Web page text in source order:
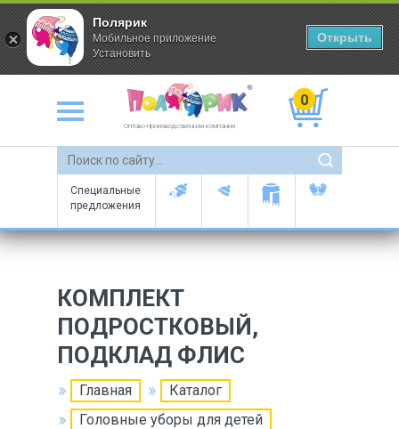
Оптово-производственная компания
0
Специальные
предложения
КОМПЛЕКТ
ПОДРОСТКОВЫЙ,
ПОДКЛАД ФЛИС
Главная
Каталог
Головные уборы для детей
Полярик
Мобильное приложение
Установить
Открыть